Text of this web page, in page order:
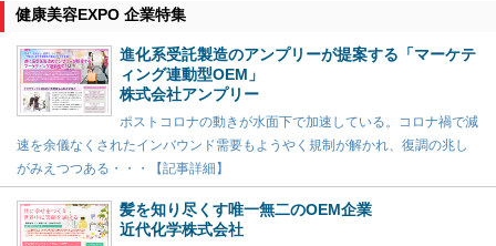
健康美容EXPO 企業特集
進化系受託製造のアンプリーが提案する「マーケテ
ィング連動型OEM」
株式会社アンプリー
ポストコロナの動きが水面下で加速している。コロナ禍で減
速を余儀なくされたインバウンド需要もようやく規制が解かれ、復調の兆し
がみえつつある・・・【記事詳細】
髪を知り尽くす唯一無二のOEM企業
近代化学株式会社